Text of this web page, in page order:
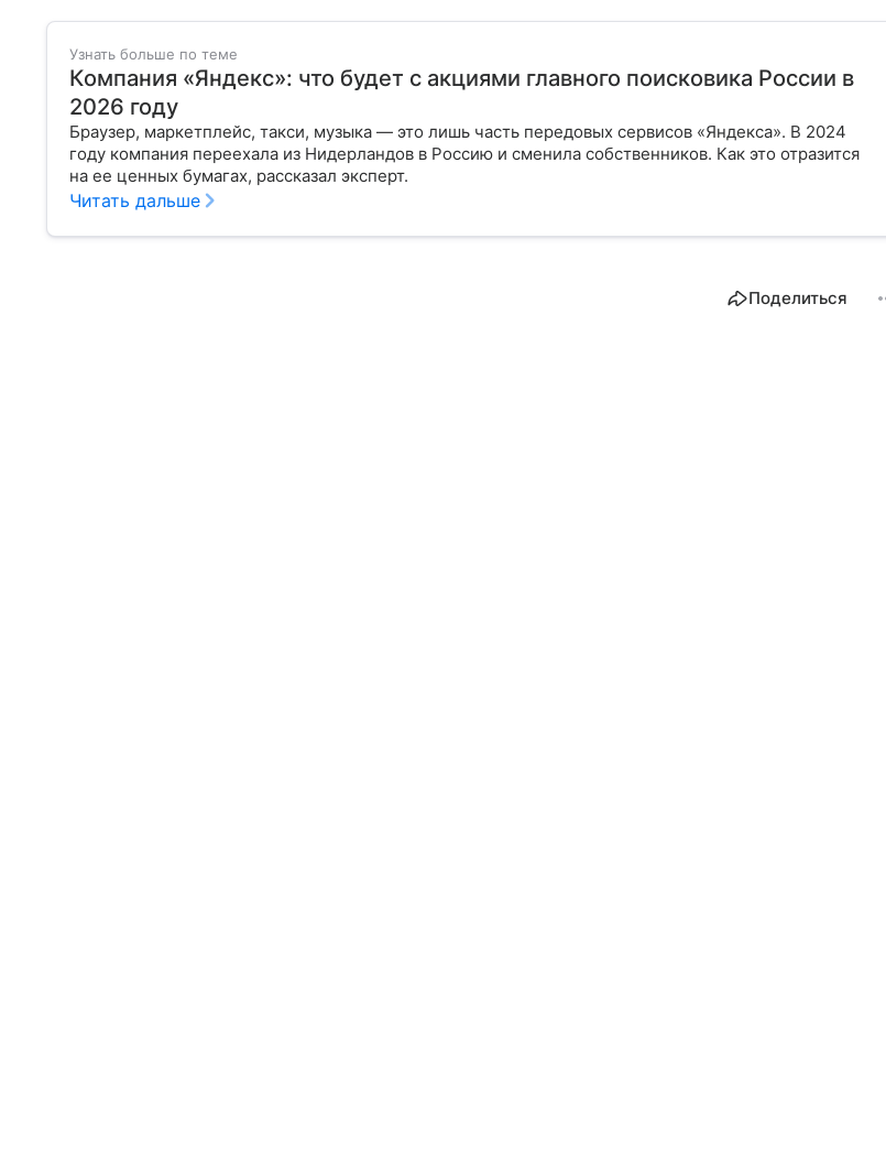
Узнать больше по теме
Компания «Яндекс»: что будет с акциями главного поисковика России в
2026 году
Браузер, маркетплейс, такси, музыка — это лишь часть передовых сервисов «Яндекса». В 2024
году компания переехала из Нидерландов в Россию и сменила собственников. Как это отразится
на ее ценных бумагах, рассказал эксперт.
Читать дальше
Поделиться